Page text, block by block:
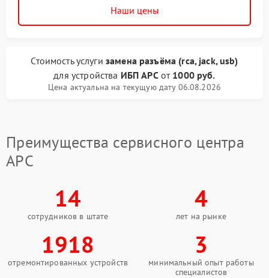
Наши цены
Стоимость услуги замена разъёма (rca, jack, usb)
для устройства ИБП APCот 1000 руб.
Цена актуальна на текущую дату 06.08.2026
Преимущества сервисного центра
APC
14
сотрудников в штате
4
лет на рынке
1918
отремонтированных устройств
3
минимальный опыт работы
специалистов